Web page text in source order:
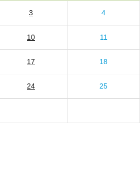
3 4
10 11
17 18
24 25